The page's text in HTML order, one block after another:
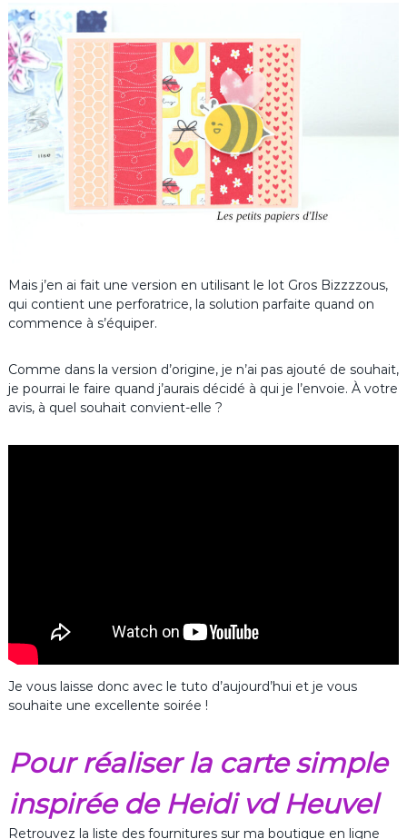
Mais j’en ai fait une version en utilisant le lot Gros Bizzzzous,
qui contient une perforatrice, la solution parfaite quand on
commence à s’équiper.
Comme dans la version d’origine, je n’ai pas ajouté de souhait,
je pourrai le faire quand j’aurais décidé à qui je l’envoie. À votre
avis, à quel souhait convient-elle ?
Je vous laisse donc avec le tuto d’aujourd’hui et je vous
souhaite une excellente soirée !
Pour réaliser la carte simple
inspirée de Heidi vd Heuvel
Retrouvez la liste des fournitures sur ma boutique en ligne